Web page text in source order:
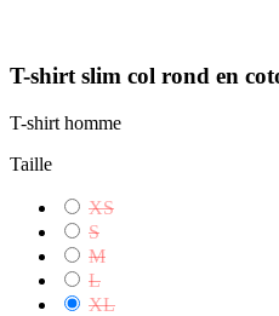
T-shirt slim col rond en
T-shirt homme
Taille
XS
S
M
L
XL